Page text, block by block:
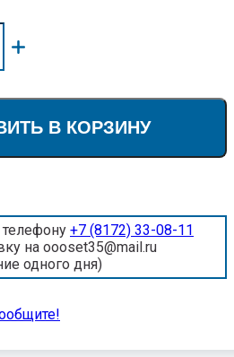
В КОРЗИНУ
+7 (8172) 33-08-11
на oooset35@mail.ru
одного дня)